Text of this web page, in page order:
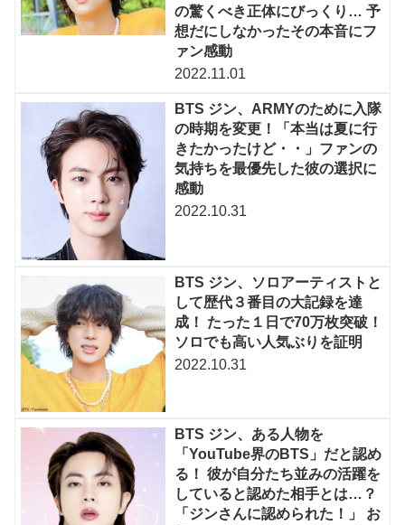
の驚くべき正体にびっくり… 予
想だにしなかったその本音にフ
ァン感動
2022.11.01
BTS ジン、ARMYのために入隊
の時期を変更！「本当は夏に行
きたかったけど・・」ファンの
気持ちを最優先した彼の選択に
感動
2022.10.31
BTS ジン、ソロアーティストと
して歴代３番目の大記録を達
成！ たった１日で70万枚突破！
ソロでも高い人気ぶりを証明
2022.10.31
BTS ジン、ある人物を
「YouTube界のBTS」だと認め
る！ 彼が自分たち並みの活躍を
していると認めた相手とは…？
「ジンさんに認められた！」 お